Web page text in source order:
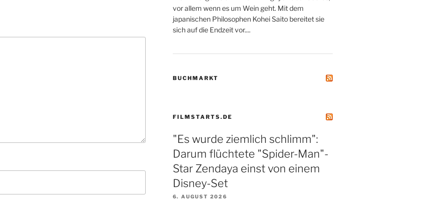
vor allem wenn es um Wein geht. Mit dem
japanischen Philosophen Kohei Saito bereitet sie
sich auf die Endzeit vor....
BUCHMARKT
FILMSTARTS.DE
"Es wurde ziemlich schlimm":
Darum flüchtete "Spider-Man"-
Star Zendaya einst von einem
Disney-Set
6. AUGUST 2026